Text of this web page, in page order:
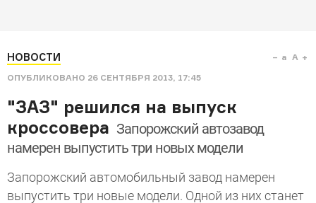
НОВОСТИ
ОПУБЛИКОВАНО 26 СЕНТЯБРЯ 2013, 17:45
a A
"ЗАЗ" решился на выпуск
кроссовера Запорожский автозавод
намерен выпустить три новых модели
Запорожский автомобильный завод намерен
выпустить три новые модели. Одной из них станет